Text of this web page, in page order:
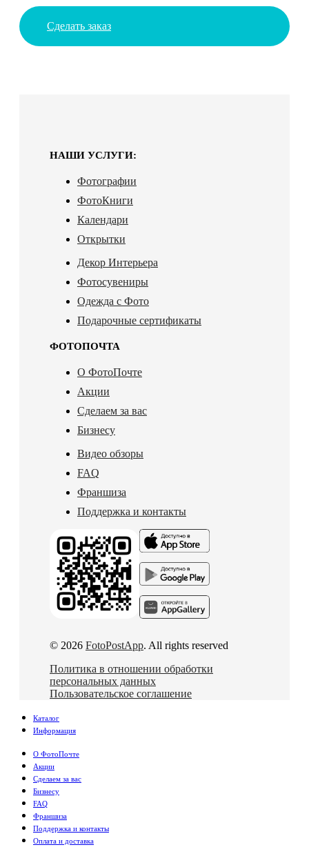
Сделать заказ
НАШИ УСЛУГИ:
Фотографии
ФотоКниги
Календари
Открытки
Декор Интерьера
Фотосувениры
Одежда с Фото
Подарочные сертификаты
ФОТОПОЧТА
О ФотоПочте
Акции
Сделаем за вас
Бизнесу
Видео обзоры
FAQ
Франшиза
Поддержка и контакты
© 2026 FotoPostApp. All rights reserved
Политика в отношении обработки
персональных данных
Пользовательское соглашение
Каталог
Информация
О ФотоПочте
Акции
Сделаем за вас
Бизнесу
FAQ
Франшиза
Поддержка и контакты
Оплата и доставка